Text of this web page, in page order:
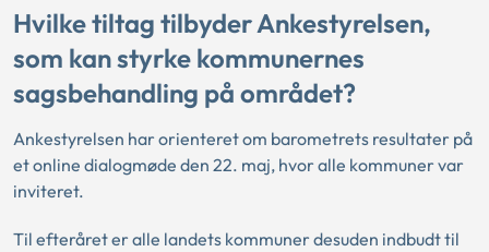
Hvilke tiltag tilbyder Ankestyrelsen,
som kan styrke kommunernes
sagsbehandling på området?
Ankestyrelsen har orienteret om barometrets resultater på
et online dialogmøde den 22. maj, hvor alle kommuner var
inviteret.
Til efteråret er alle landets kommuner desuden indbudt til